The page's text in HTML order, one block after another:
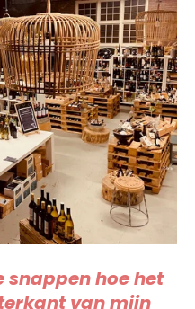
snappen hoe het
van mijn